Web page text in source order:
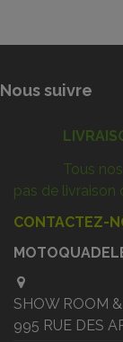
Nous suivre
Tous
pas de livraison
CONTACTEZ-
SHOW ROOM
995 RUE DES